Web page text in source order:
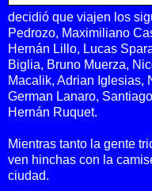
decidió que viajen los
Pedrozo, Maximiliano
Hernán Lillo, Lucas
Biglia, Bruno Muerza,
Macalik, Adrian Iglesias,
German Lanaro,
Hernán Ruquet.
Mientras tanto la gente
ven hinchas con la
ciudad.